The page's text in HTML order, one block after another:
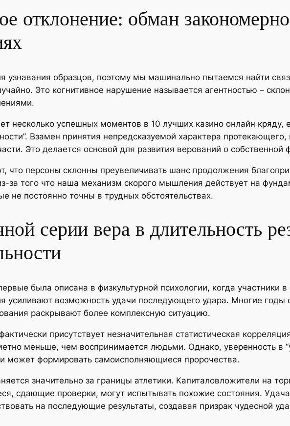
отклонение: обман
узнавания образцов, поэтому мы машинально пытаемся найти
Это когнитивное нарушение называется агентностью –
несколько успешных моментов в 10 лучших казино онлайн кряду,
Взамен принятия непредсказуемой характера
Это делается основой для развития верований о собственной
что персоны склонны преувеличивать шанс продолжения
за того что наша механизм скорого мышления действует на
не постоянно точны в трудных обстоятельствах.
серии вера в длительность
была описана в физкультурной психологии, когда участники
усиливают возможность удачи последующего удара. Многие годы
раскрывают более комплексную ситуацию.
присутствует незначительная статистическая
меньше, чем воспринимается людьми. Однако, уверенность в
и может формировать самоисполняющиеся пророчества.
значительно за границы атлетики. Капиталовложители на
сдающие проверки, могут испытывать похожие состояния.
на последующие результаты, создавая призрак чудесной